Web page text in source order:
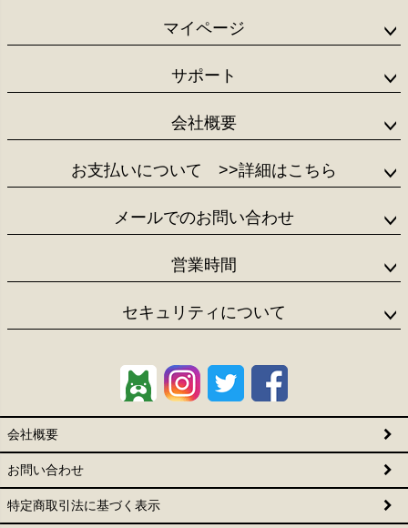
マイページ
サポート
会社概要
お支払いについて >>詳細はこちら
メールでのお問い合わせ
営業時間
セキュリティについて
会社概要
お問い合わせ
特定商取引法に基づく表示